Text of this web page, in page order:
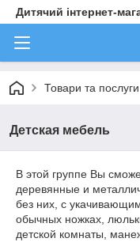
Дитячий інтернет-
Товари та послуги
Детская мебель
В этой группе Вы
деревянные и
без них, с
обычных ножках,
детской комнаты,